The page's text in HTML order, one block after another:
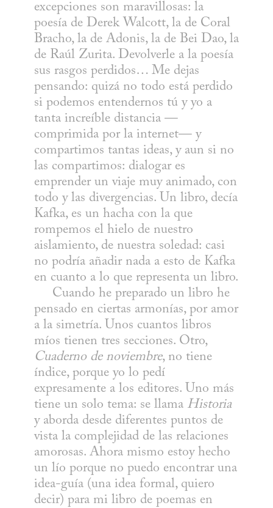
excepciones son maravillosas: la
poesía de Derek Walcott, la de Coral
Bracho, la de Adonis, la de Bei Dao, la
de Raúl Zurita. Devolverle a la poesía
sus rasgos perdidos… Me dejas
pensando: quizá no todo está perdido
si podemos entendernos tú y yo a
tanta increíble distancia —
comprimida por la internet— y
compartimos tantas ideas, y aun si no
las compartimos: dialogar es
emprender un viaje muy animado, con
todo y las divergencias. Un libro, decía
Kafka, es un hacha con la que
rompemos el hielo de nuestro
aislamiento, de nuestra soledad: casi
no podría añadir nada a esto de Kafka
en cuanto a lo que representa un libro.
pensado en ciertas armonías, por amor
a la simetría. Unos cuantos libros
míos tienen tres secciones. Otro,
Cuaderno de noviembre, no tiene
índice, porque yo lo pedí
expresamente a los editores. Uno más
tiene un solo tema: se llama Historia
y aborda desde diferentes puntos de
vista la complejidad de las relaciones
amorosas. Ahora mismo estoy hecho
un lío porque no puedo encontrar una
idea-guía (una idea formal, quiero
decir) para mi libro de poemas en